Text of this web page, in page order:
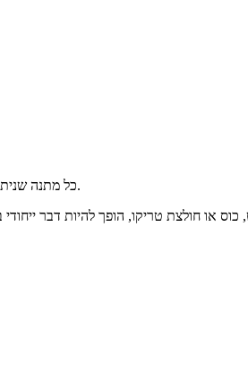
כל מתנה שניתנת מהלב היא מתנה טובה. אבל מתנה שנעשתה במיוחד עבור אותו אדם אליו היא מיועדת היא טובה שבעתיים.
או חולצת טריקו, הופך להיות דבר